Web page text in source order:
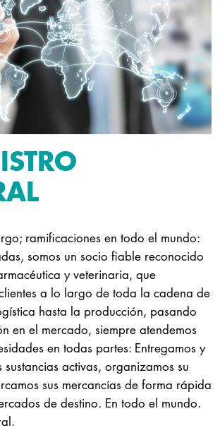
ramificaciones en todo el mundo:
somos un socio fiable reconocido
y veterinaria, que
a lo largo de toda la cadena de
hasta la producción, pasando
en el mercado, siempre atendemos
en todas partes: Entregamos y
sustancias activas, organizamos su
sus mercancías de forma rápida
de destino. En todo el mundo.